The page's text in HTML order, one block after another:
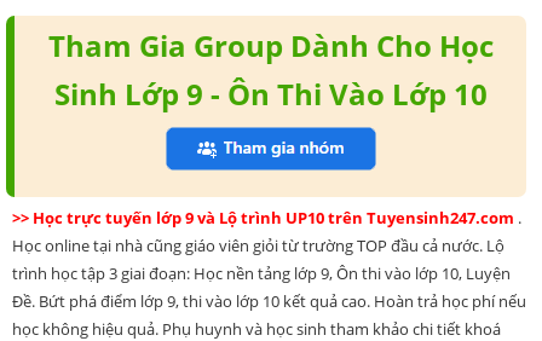
Tham Gia Group Dành Cho Học
Sinh Lớp 9 - Ôn Thi Vào Lớp 10
>> Học trực tuyến lớp 9 và Lộ trình UP10 trên Tuyensinh247.com .
Học online tại nhà cũng giáo viên giỏi từ trường TOP đầu cả nước. Lộ
trình học tập 3 giai đoạn: Học nền tảng lớp 9, Ôn thi vào lớp 10, Luyện
Đề. Bứt phá điểm lớp 9, thi vào lớp 10 kết quả cao. Hoàn trả học phí nếu
học không hiệu quả. Phụ huynh và học sinh tham khảo chi tiết khoá